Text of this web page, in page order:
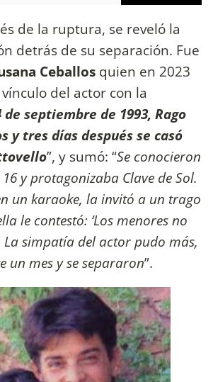
de la ruptura, se reveló la
detrás de su separación. Fue
Ceballos quien en 2023
del actor con la
de septiembre de 1993, Rago
y tres días después se casó
”, y sumó: “Se conocieron
y protagonizaba Clave de Sol.
un karaoke, la invitó a un trago
le contestó: ‘Los menores no
La simpatía del actor pudo más,
un mes y se separaron”.